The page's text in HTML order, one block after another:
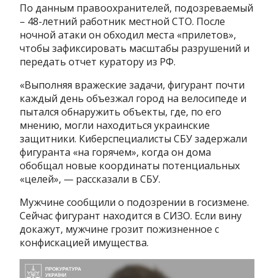
По данным правоохранителей, подозреваемый
– 48-летний работник местной СТО. После
ночной атаки он обходил места «прилетов»,
чтобы зафиксировать масштабы разрушений и
передать отчет куратору из РФ.
«Выполняя вражеские задачи, фигурант почти
каждый день объезжал город на велосипеде и
пытался обнаружить объекты, где, по его
мнению, могли находиться украинские
защитники. Киберспециалисты СБУ задержали
фигуранта «на горячем», когда он дома
обобщал новые координаты потенциальных
«целей», — рассказали в СБУ.
Мужчине сообщили о подозрении в госизмене.
Сейчас фигурант находится в СИЗО. Если вину
докажут, мужчине грозит пожизненное с
конфискацией имущества.